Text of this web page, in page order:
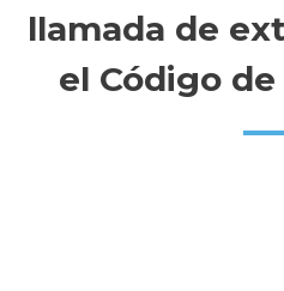
llamada de
el Código de